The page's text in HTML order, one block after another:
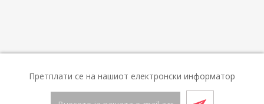
Претплати се на нашиот електронски информатор